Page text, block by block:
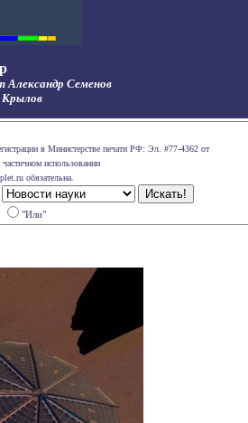
Александр Семенов
Крылов
в Министерстве печати РФ: Эл. #77-4362 от
использовании
обязательна.
"Или"